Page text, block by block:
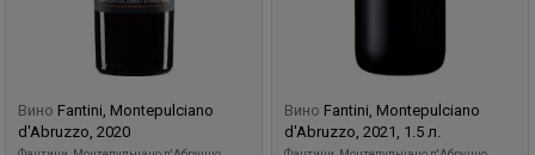
Вино Fantini, Montepulciano
d'Abruzzo, 2020
Вино Fantini, Montepulciano
d'Abruzzo, 2021, 1.5 л.